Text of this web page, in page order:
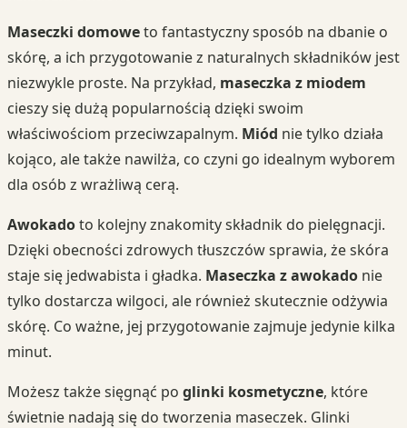
Maseczki domoweto fantastyczny sposób na dbanie o
skórę, a ich przygotowanie z naturalnych składników jest
niezwykle proste. Na przykład, maseczka z miodem
cieszy się dużą popularnością dzięki swoim
właściwościom przeciwzapalnym. Miód nie tylko działa
kojąco, ale także nawilża, co czyni go idealnym wyborem
dla osób z wrażliwą cerą.
Awokadoto kolejny znakomity składnik do pielęgnacji.
Dzięki obecności zdrowych tłuszczów sprawia, że skóra
staje się jedwabista i gładka. Maseczka z awokado nie
tylko dostarcza wilgoci, ale również skutecznie odżywia
skórę. Co ważne, jej przygotowanie zajmuje jedynie kilka
minut.
Możesz także sięgnąć po glinki kosmetyczne, które
świetnie nadają się do tworzenia maseczek. Glinki